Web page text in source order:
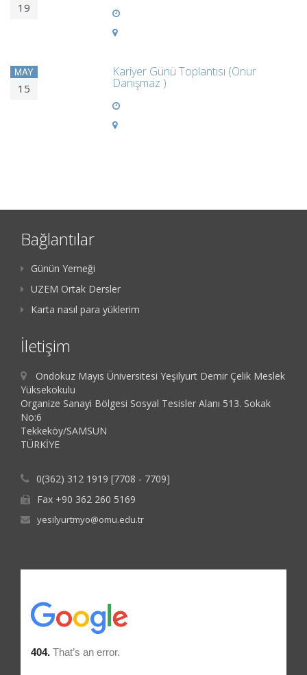
19
MAY
15
Kariyer Günü Toplantısı (Onur
Danışmaz )
Bağlantılar
Günün Yemeği
UZEM Ortak Dersler
Karta nasıl para yüklerim
İletişim
Ondokuz Mayıs Üniversitesi Yeşilyurt Demir Çelik Meslek
Yüksekokulu
Organize Sanayi Bölgesi Sosyal Tesisler Alanı 513. Sokak
No:6
Tekkeköy/SAMSUN
TÜRKİYE
0(362) 312 1919 [7708 - 7709]
Fax +90 362 260 5169
yesilyurtmyo@omu.edu.tr